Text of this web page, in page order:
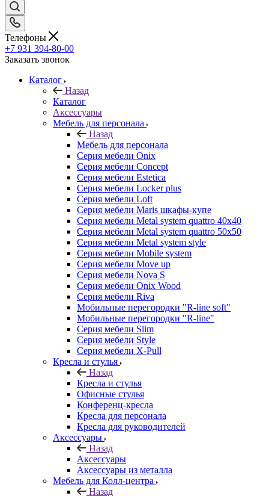
Телефоны
+7 931 394-80-00
Заказать звонок
Каталог
Назад
Каталог
Аксессуары
Мебель для персонала
Назад
Мебель для персонала
Серия мебели Onix
Серия мебели Concept
Серия мебели Estetica
Серия мебели Locker plus
Серия мебели Loft
Серия мебели Maris шкафы-купе
Серия мебели Metal system quattro 40x40
Серия мебели Metal system quattro 50x50
Серия мебели Metal system style
Серия мебели Mobile system
Серия мебели Move up
Серия мебели Nova S
Серия мебели Onix Wood
Серия мебели Riva
Мобильные перегородки "R-line soft"
Мобильные перегородки "R-line"
Серия мебели Slim
Серия мебели Style
Серия мебели X-Pull
Кресла и стулья
Назад
Кресла и стулья
Офисные стулья
Конференц-кресла
Кресла для персонала
Кресла для руководителей
Аксессуары
Назад
Аксессуары
Аксессуары из металла
Мебель для Колл-центра
Назад